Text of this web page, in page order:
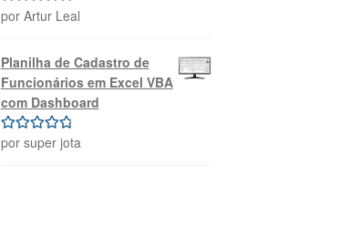
Avaliação 5
por Artur Leal
Planilha de Cadastro de
Funcionários em Excel VBA
com Dashboard
Avaliação5
por super jota